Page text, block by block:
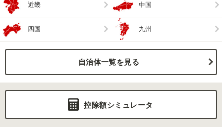
近畿 中国
四国 九州
自治体一覧を見る
控除額シミュレータ